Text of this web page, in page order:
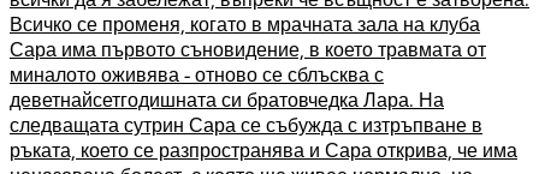
Всичко се променя, когато в мрачната зала на клуба
Сара има първото съновидение, в което травмата от
миналото оживява - отново се сблъсква с
деветнайсетгодишната си братовчедка Лара. На
следващата сутрин Сара се събужда с изтръпване в
ръката, което се разпространява и Сара открива, че има